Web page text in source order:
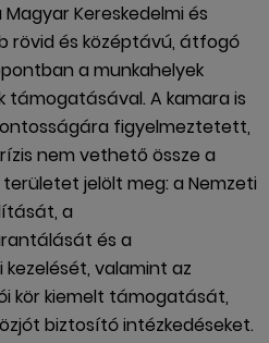
Kereskedelmi és
rövid és középtávú, átfogó
a munkahelyek
támogatásával. A kamara is
figyelmeztetett,
nem vethető össze a
jelölt meg: a Nemzeti
a
és a
kezelését, valamint az
kör kiemelt támogatását,
biztosító intézkedéseket.